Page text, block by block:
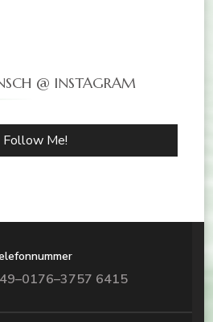
@ INSTAGRAM
Follow Me!
6415